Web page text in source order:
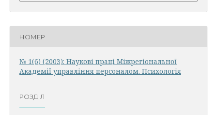
НОМЕР
№ 1(6) (2003): Наукові праці Міжрегіональної
Академії управління персоналом. Психологія
РОЗДІЛ